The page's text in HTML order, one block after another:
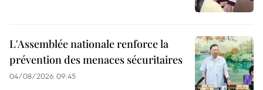
L'Assemblée nationale renforce la
prévention des menaces sécuritaires
04/08/2026 09:45